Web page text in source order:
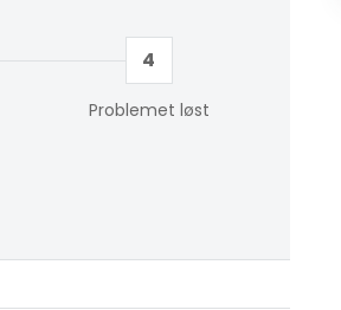
4
Problemet løst